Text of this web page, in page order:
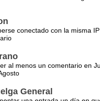
conectado con la misma
al menos un comentario en
General